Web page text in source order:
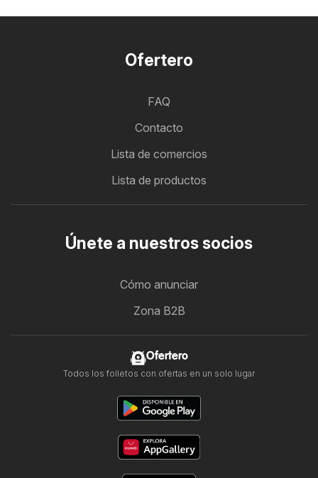
Ofertero
FAQ
Contacto
Lista de comercios
Lista de productos
Únete a nuestros socios
Cómo anunciar
Zona B2B
Ofertero
Todos los folletos con ofertas en un solo lugar